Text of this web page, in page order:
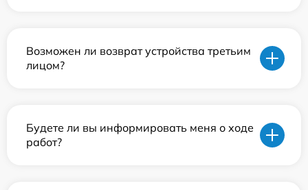
Возможен ли возврат устройства третьим
лицом?
Будете ли вы информировать меня о ходе
работ?